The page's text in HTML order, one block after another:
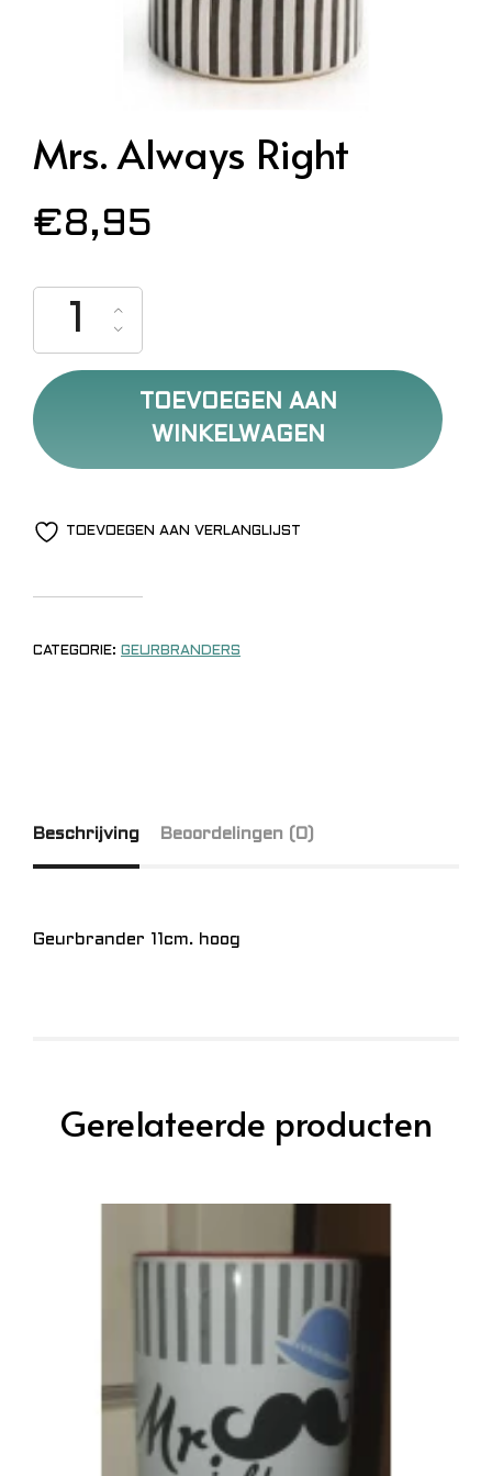
Mrs. Always Right
€8,95
TOEVOEGEN AAN
WINKELWAGEN
TOEVOEGEN AAN VERLANGLIJST
CATEGORIE: GEURBRANDERS
Beschrijving Beoordelingen (0)
Geurbrander 11cm. hoog
Gerelateerde producten